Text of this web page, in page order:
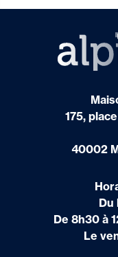
175,
40002
Du
De 8h30 à
Le